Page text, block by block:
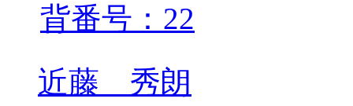
背番号：22
近藤 秀朗